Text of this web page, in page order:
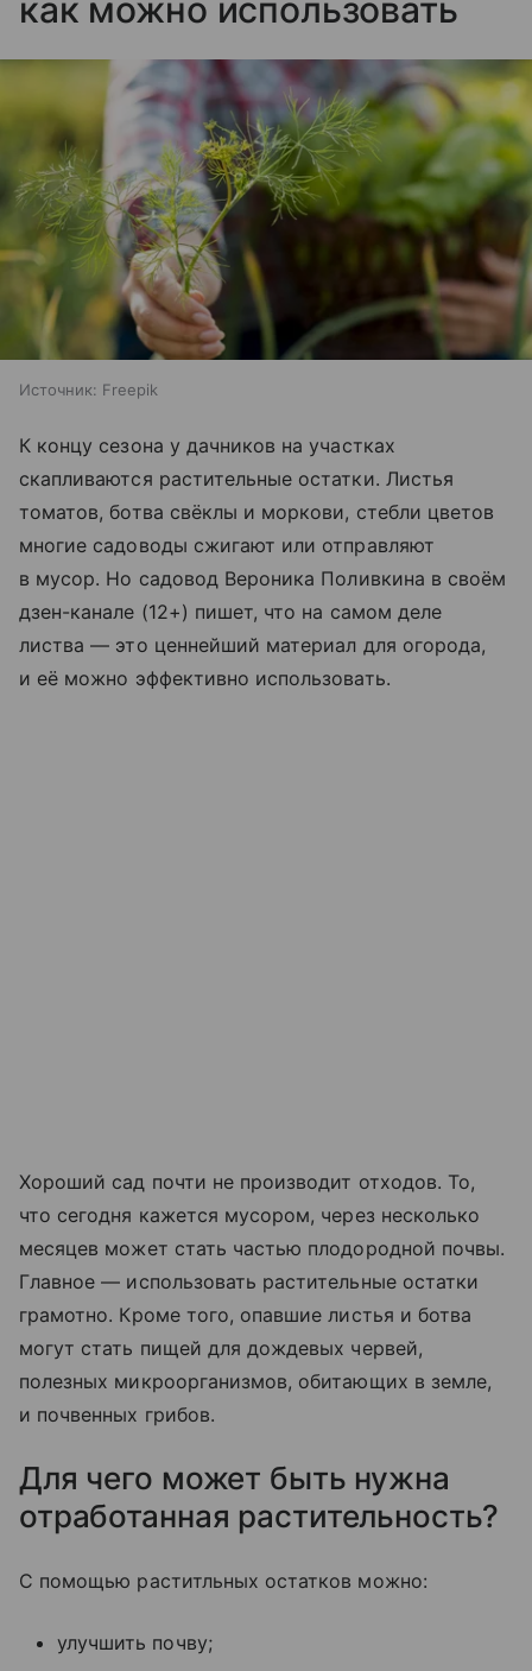
как можно использовать
Источник: Freepik
К концу сезона у дачников на участках
скапливаются растительные остатки. Листья
томатов, ботва свёклы и моркови, стебли цветов
многие садоводы сжигают или отправляют
в мусор. Но садовод Вероника Поливкина в своём
дзен-канале (12+) пишет, что на самом деле
листва — это ценнейший материал для огорода,
и её можно эффективно использовать.
Хороший сад почти не производит отходов. То,
что сегодня кажется мусором, через несколько
месяцев может стать частью плодородной почвы.
Главное — использовать растительные остатки
грамотно. Кроме того, опавшие листья и ботва
могут стать пищей для дождевых червей,
полезных микроорганизмов, обитающих в земле,
и почвенных грибов.
Для чего может быть нужна
отработанная растительность?
С помощью раститльных остатков можно:
улучшить почву;